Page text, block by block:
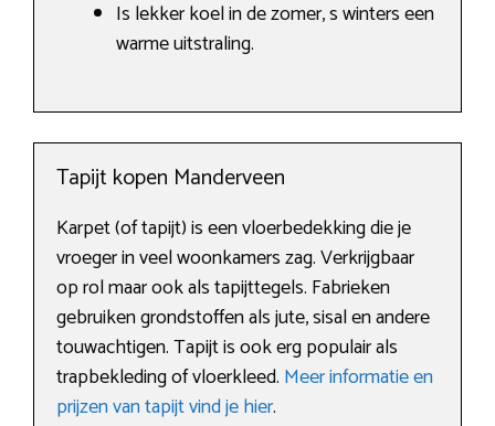
Is lekker koel in de zomer, s winters een
warme uitstraling.
Tapijt kopen Manderveen
Karpet (of tapijt) is een vloerbedekking die je
vroeger in veel woonkamers zag. Verkrijgbaar
op rol maar ook als tapijttegels. Fabrieken
gebruiken grondstoffen als jute, sisal en andere
touwachtigen. Tapijt is ook erg populair als
trapbekleding of vloerkleed. Meer informatie en
prijzen van tapijt vind je hier.